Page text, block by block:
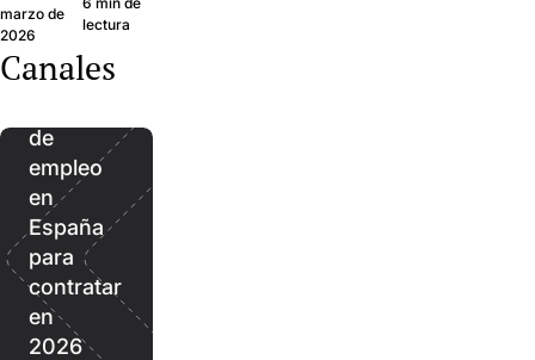
hace daño en
silencio, y dónde
debe parar. Guía
selección en
pymes.
marzo de
2026
lectura
Canales
Los
12
mejores
de
empleo
en
España
para
contratar
en
2026